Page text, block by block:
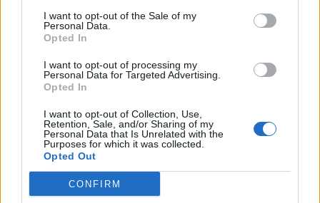
I want to opt-out of the Sale of my
Personal Data.
Opted In
I want to opt-out of processing my
Personal Data for Targeted Advertising.
Opted In
I want to opt-out of Collection, Use,
Retention, Sale, and/or Sharing of my
Personal Data that Is Unrelated with the
Purposes for which it was collected.
Opted Out
CONFIRM
ITT IS FENT VAGYUNK
WELOVETISZATO